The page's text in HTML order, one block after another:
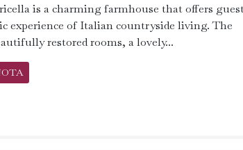
is a charming farmhouse that offers
experience of Italian countryside living. The
restored rooms, a lovely...